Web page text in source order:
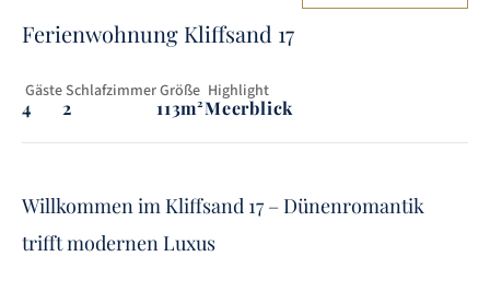
Ferienwohnung Kliffsand 17
4
Gäste
2
Schlafzimmer
113m²
Größe
Meerblick
Highlight
Willkommen im Kliffsand 17 – Dünenromantik
trifft modernen Luxus